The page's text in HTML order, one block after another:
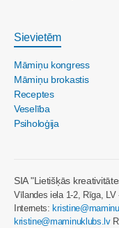
Sievietēm
Māmiņu kongress
Māmiņu brokastis
Receptes
Veselība
Psiholoģija
SIA "Lietišķās
Vīlandes iela 1-2, Rīga, LV
Internets:
kristine@maminuklubs.lv